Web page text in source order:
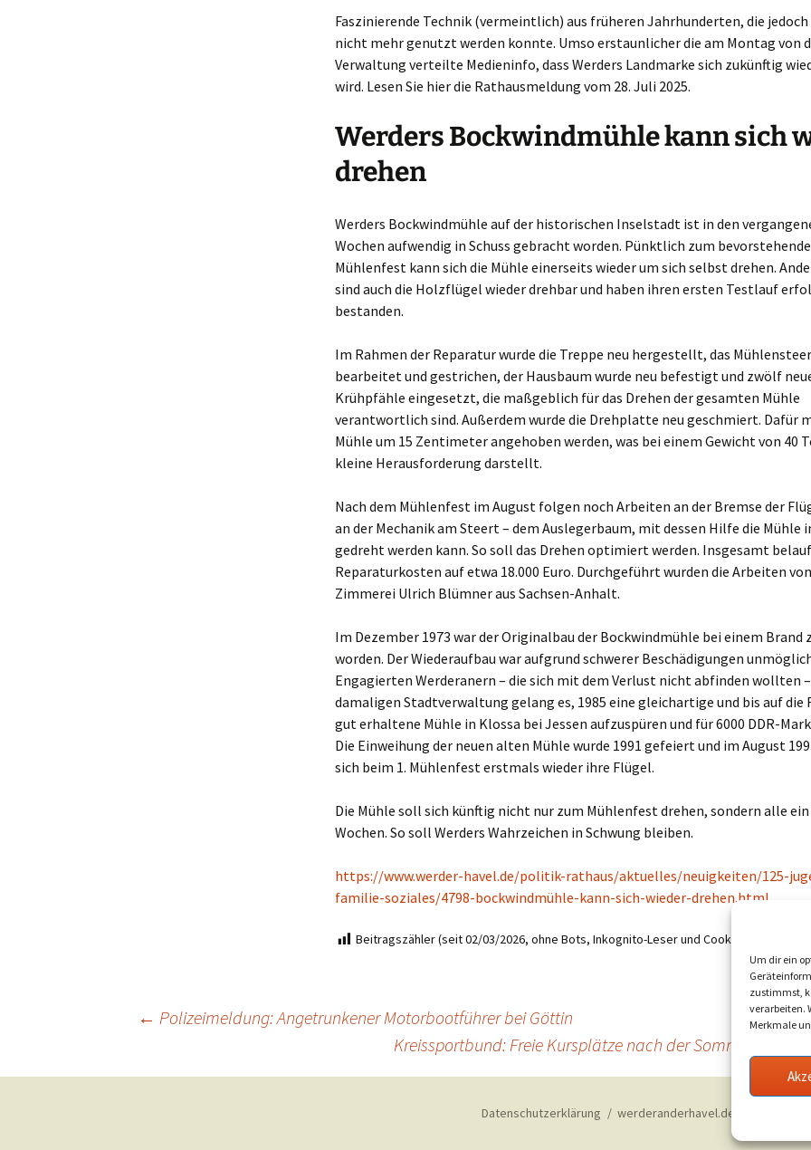
Um dir ein
zustimmst,
verarbeiten.
Merkmale
Faszinierende Technik (vermeintlich) aus früheren Jahrhunderten, die
nicht mehr genutzt werden konnte. Umso erstaunlicher die am Montag von
Verwaltung verteilte Medieninfo, dass Werders Landmarke sich zukünftig
wird. Lesen Sie hier die Rathausmeldung vom 28. Juli 2025.
Werders Bockwindmühle kann sich
drehen
Werders Bockwindmühle auf der historischen Inselstadt ist in den
Wochen aufwendig in Schuss gebracht worden. Pünktlich zum
Mühlenfest kann sich die Mühle einerseits wieder um sich selbst drehen.
sind auch die Holzflügel wieder drehbar und haben ihren ersten Testlauf
bestanden.
Im Rahmen der Reparatur wurde die Treppe neu hergestellt, das
bearbeitet und gestrichen, der Hausbaum wurde neu befestigt und zwölf
Krühpfähle eingesetzt, die maßgeblich für das Drehen der gesamten Mühle
verantwortlich sind. Außerdem wurde die Drehplatte neu geschmiert. Dafür
Mühle um 15 Zentimeter angehoben werden, was bei einem Gewicht von 40
kleine Herausforderung darstellt.
Nach dem Mühlenfest im August folgen noch Arbeiten an der Bremse der
an der Mechanik am Steert – dem Auslegerbaum, mit dessen Hilfe die Mühle
gedreht werden kann. So soll das Drehen optimiert werden. Insgesamt
Reparaturkosten auf etwa 18.000 Euro. Durchgeführt wurden die Arbeiten
Zimmerei Ulrich Blümner aus Sachsen-Anhalt.
Im Dezember 1973 war der Originalbau der Bockwindmühle bei einem
worden. Der Wiederaufbau war aufgrund schwerer Beschädigungen
Engagierten Werderanern – die sich mit dem Verlust nicht abfinden wollten
damaligen Stadtverwaltung gelang es, 1985 eine gleichartige und bis auf die
gut erhaltene Mühle in Klossa bei Jessen aufzuspüren und für 6000 DDR-
Die Einweihung der neuen alten Mühle wurde 1991 gefeiert und im August
sich beim 1. Mühlenfest erstmals wieder ihre Flügel.
Die Mühle soll sich künftig nicht nur zum Mühlenfest drehen, sondern alle
Wochen. So soll Werders Wahrzeichen in Schwung bleiben.
https://www.werder-havel.de/politik-rathaus/aktuelles/neuigkeiten/125-
familie-soziales/4798-bockwindmühle-kann-sich-wieder-drehen.html
Beitragszähler (seit 02/03/2026, ohne Bots, Inkognito-Leser und Cookie-Ablehner):
Beitragsnavigation
← Polizeimeldung: Angetrunkener Motorbootführer bei Göttin
Kreissportbund: Freie Kursplätze nach der Sommerpause
Datenschutzerklärung werderanderhavel.de